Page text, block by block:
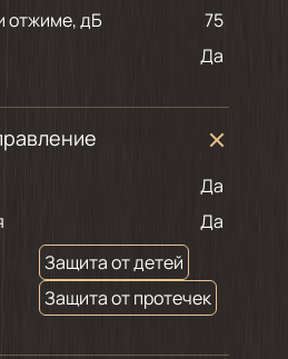
отжиме, дБ
75
Да
Да
Да
Защита от детей
Защита от протечек